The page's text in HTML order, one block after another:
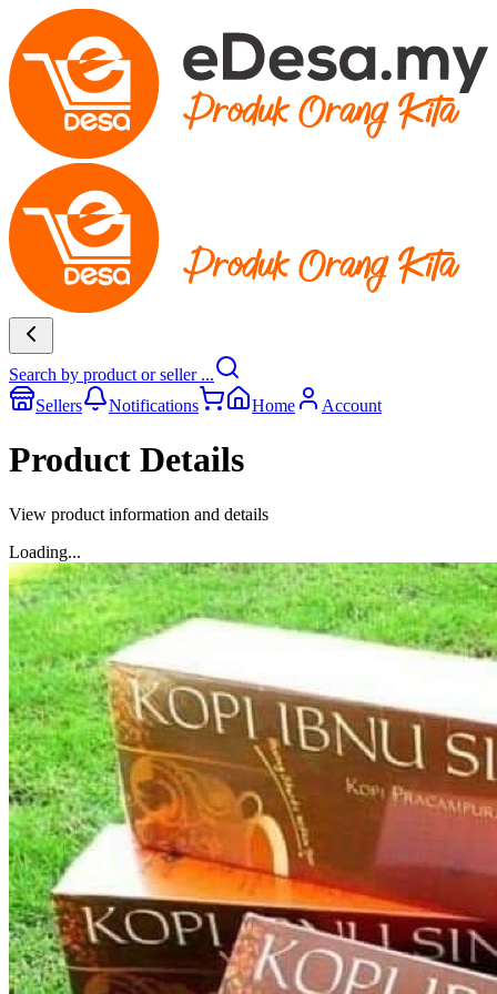
Search by product or seller ...
Sellers
Notifications Home Account
Product Details
View product information and details
Loading...